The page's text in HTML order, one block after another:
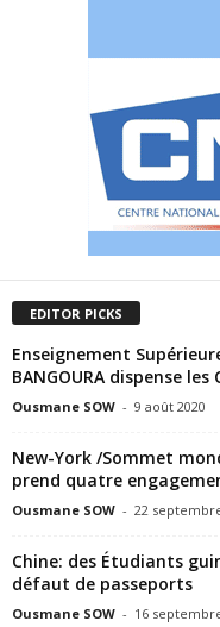
EDITOR PICKS
Enseignement
BANGOURA dispense
Ousmane SOW - 9 août 2020
New-York /Sommet
prend quatre
Ousmane SOW - 22
Chine: des Étudiants
défaut de passeports
Ousmane SOW - 16